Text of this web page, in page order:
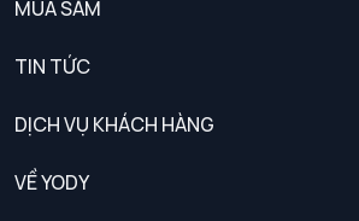
MUA SẮM
TIN TỨC
DỊCH VỤ KHÁCH HÀNG
Chính sách khách hàng thân thiết
VỀ YODY